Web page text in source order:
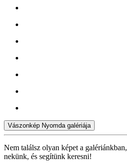
Vászonkép Nyomda galériája
Nem találsz olyan képet a
nekünk, és segítünk keresni!